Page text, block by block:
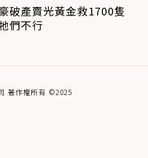
破產賣光黃金救1700隻
們不行
著作權所有 ©2025